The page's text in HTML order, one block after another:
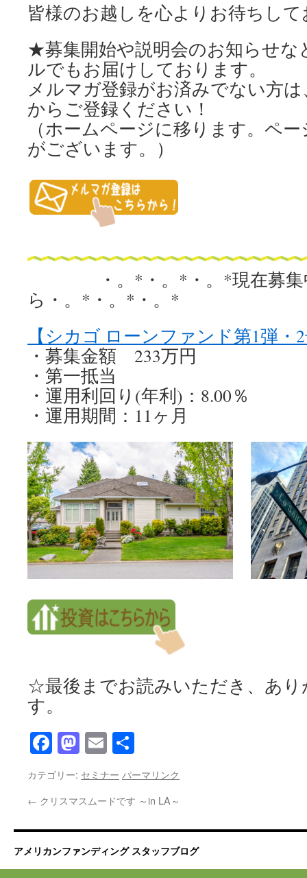
皆様のお越しを心よりお待ちし
★募集開始や説明会のお知らせな
ルでもお届けしております。
メルマガ登録がお済みでない方
からご登録ください！
（ホームページに移ります。ペ
がございます。）
・。*・。*・。*現在募集
ら・。*・。*・。*
【シカゴ ローンファンド第1弾・
・募集金額 233万円
・第一抵当
・運用利回り(年利)：8.00％
・運用期間：11ヶ月
☆最後までお読みいただき、あ
す。
Facebook
Mastodon
Email
有
カテゴリー: セミナー パーマリンク
← クリスマスムードです ～in LA～
アメリカンファンディング スタッフブログ